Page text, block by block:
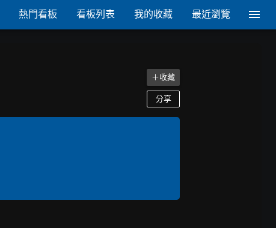
熱門看板 看板列表 我的收藏 最近瀏覽
＋收藏
分享